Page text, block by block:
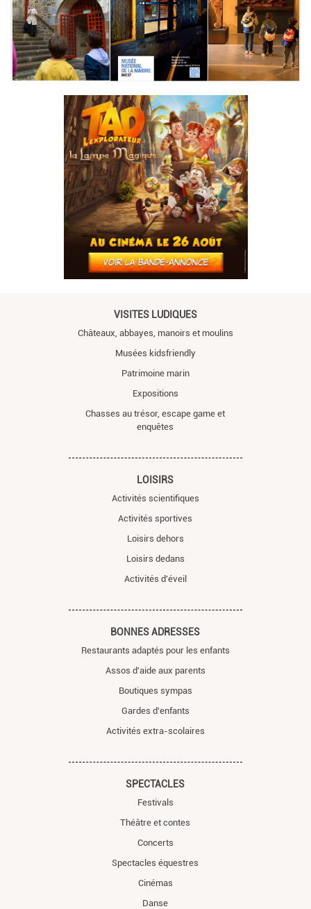
VISITES LUDIQUES
Châteaux, abbayes, manoirs et moulins
Musées kidsfriendly
Patrimoine marin
Expositions
Chasses au trésor, escape game et
enquêtes
LOISIRS
Activités scientifiques
Activités sportives
Loisirs dehors
Loisirs dedans
Activités d'éveil
BONNES ADRESSES
Restaurants adaptés pour les enfants
Assos d'aide aux parents
Boutiques sympas
Gardes d'enfants
Activités extra-scolaires
SPECTACLES
Festivals
Théâtre et contes
Concerts
Spectacles équestres
Cinémas
Danse